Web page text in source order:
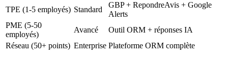
TPE (1-5 employés) Standard
GBP + RepondreAvis + Google
Alerts
PME (5-50
employés)
Avancé
Outil ORM + réponses IA
Réseau (50+ points) Enterprise Plateforme ORM complète